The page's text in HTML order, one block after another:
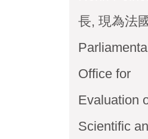
長, 現為法
Office for
Evaluation
Scientific